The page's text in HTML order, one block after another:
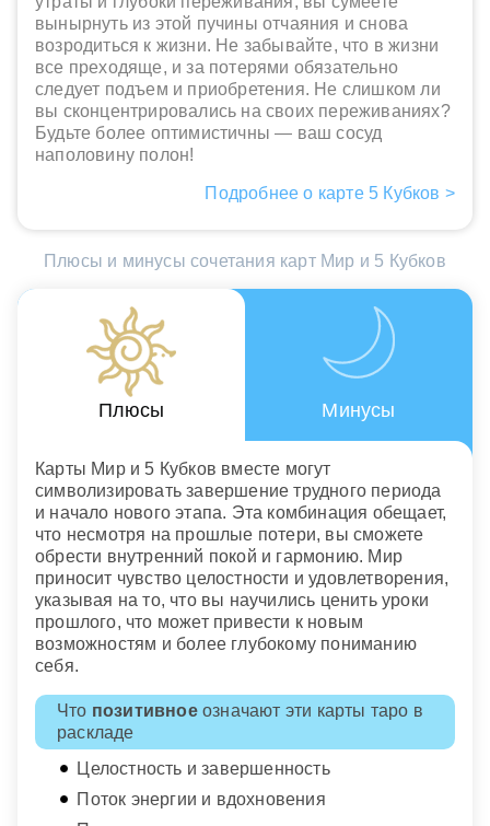
вынырнуть из этой пучины отчаяния и снова
возродиться к жизни. Не забывайте, что в жизни
все преходяще, и за потерями обязательно
следует подъем и приобретения. Не слишком ли
вы сконцентрировались на своих переживаниях?
Будьте более оптимистичны — ваш сосуд
наполовину полон!
Подробнее о карте 5 Кубков >
Плюсы и минусы сочетания карт Мир и 5 Кубков
Плюсы Минусы
Карты Мир и 5 Кубков вместе могут
символизировать завершение трудного периода
и начало нового этапа. Эта комбинация обещает,
что несмотря на прошлые потери, вы сможете
обрести внутренний покой и гармонию. Мир
приносит чувство целостности и удовлетворения,
указывая на то, что вы научились ценить уроки
прошлого, что может привести к новым
возможностям и более глубокому пониманию
себя.
Что позитивноеозначают эти карты таро в
раскладе
Целостность и завершенность
Поток энергии и вдохновения